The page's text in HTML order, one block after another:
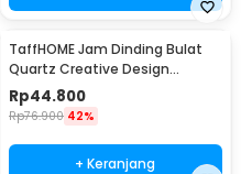
TaffHOME Jam Dinding Bulat
Quartz Creative Design
Modern 29cm - H6588
Rp44.800
Rp76.900 42%
+ Keranjang